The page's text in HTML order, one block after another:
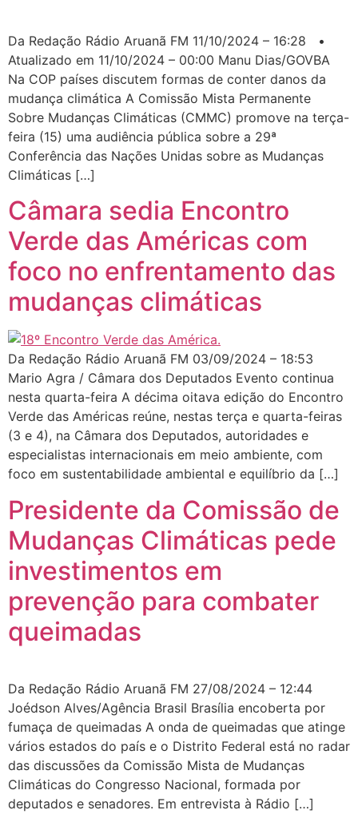
Da Redação Rádio Aruanã FM 11/10/2024 – 16:28 •
Atualizado em 11/10/2024 – 00:00 Manu Dias/GOVBA
Na COP países discutem formas de conter danos da
mudança climática A Comissão Mista Permanente
Sobre Mudanças Climáticas (CMMC) promove na terça-
feira (15) uma audiência pública sobre a 29ª
Conferência das Nações Unidas sobre as Mudanças
Climáticas […]
Câmara sedia Encontro
Verde das Américas com
foco no enfrentamento das
mudanças climáticas
Da Redação Rádio Aruanã FM 03/09/2024 – 18:53
Mario Agra / Câmara dos Deputados Evento continua
nesta quarta-feira A décima oitava edição do Encontro
Verde das Américas reúne, nestas terça e quarta-feiras
(3 e 4), na Câmara dos Deputados, autoridades e
especialistas internacionais em meio ambiente, com
foco em sustentabilidade ambiental e equilíbrio da […]
Presidente da Comissão de
Mudanças Climáticas pede
investimentos em
prevenção para combater
queimadas
Da Redação Rádio Aruanã FM 27/08/2024 – 12:44
Joédson Alves/Agência Brasil Brasília encoberta por
fumaça de queimadas A onda de queimadas que atinge
vários estados do país e o Distrito Federal está no radar
das discussões da Comissão Mista de Mudanças
Climáticas do Congresso Nacional, formada por
deputados e senadores. Em entrevista à Rádio […]